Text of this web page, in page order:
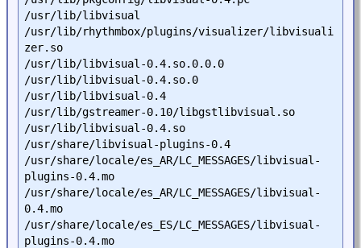
/usr/lib/libvisual
/usr/lib/rhythmbox/plugins/visualizer/libvisuali
zer.so
/usr/lib/libvisual-0.4.so.0.0.0
/usr/lib/libvisual-0.4.so.0
/usr/lib/libvisual-0.4
/usr/lib/gstreamer-0.10/libgstlibvisual.so
/usr/lib/libvisual-0.4.so
/usr/share/libvisual-plugins-0.4
/usr/share/locale/es_AR/LC_MESSAGES/libvisual-
plugins-0.4.mo
/usr/share/locale/es_AR/LC_MESSAGES/libvisual-
0.4.mo
/usr/share/locale/es_ES/LC_MESSAGES/libvisual-
plugins-0.4.mo